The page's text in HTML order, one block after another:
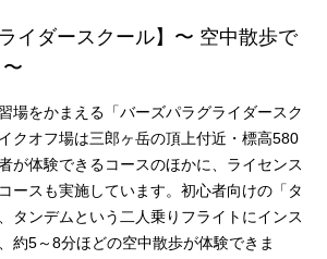
イダースクール】〜 空中散歩で
場をかまえる「バーズパラグライダースク
クオフ場は三郎ヶ岳の頂上付近・標高580
が体験できるコースのほかに、ライセンス
ースも実施しています。初心者向けの「タ
タンデムという二人乗りフライトにインス
約5～8分ほどの空中散歩が体験できま